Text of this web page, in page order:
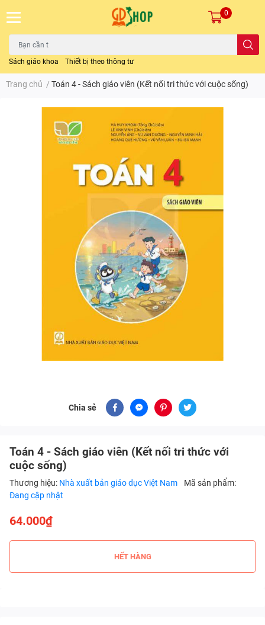
Sách giáo khoa Thiết bị theo thông tư
0
Trang chủ / Toán 4 - Sách giáo viên (Kết nối tri thức với cuộc sống)
Chia sẻ
Toán 4 - Sách giáo viên (Kết nối tri thức với
cuộc sống)
Thương hiệu: Nhà xuất bản giáo dục Việt Nam
Mã sản phẩm:
Đang cập nhật
64.000₫
HẾT HÀNG